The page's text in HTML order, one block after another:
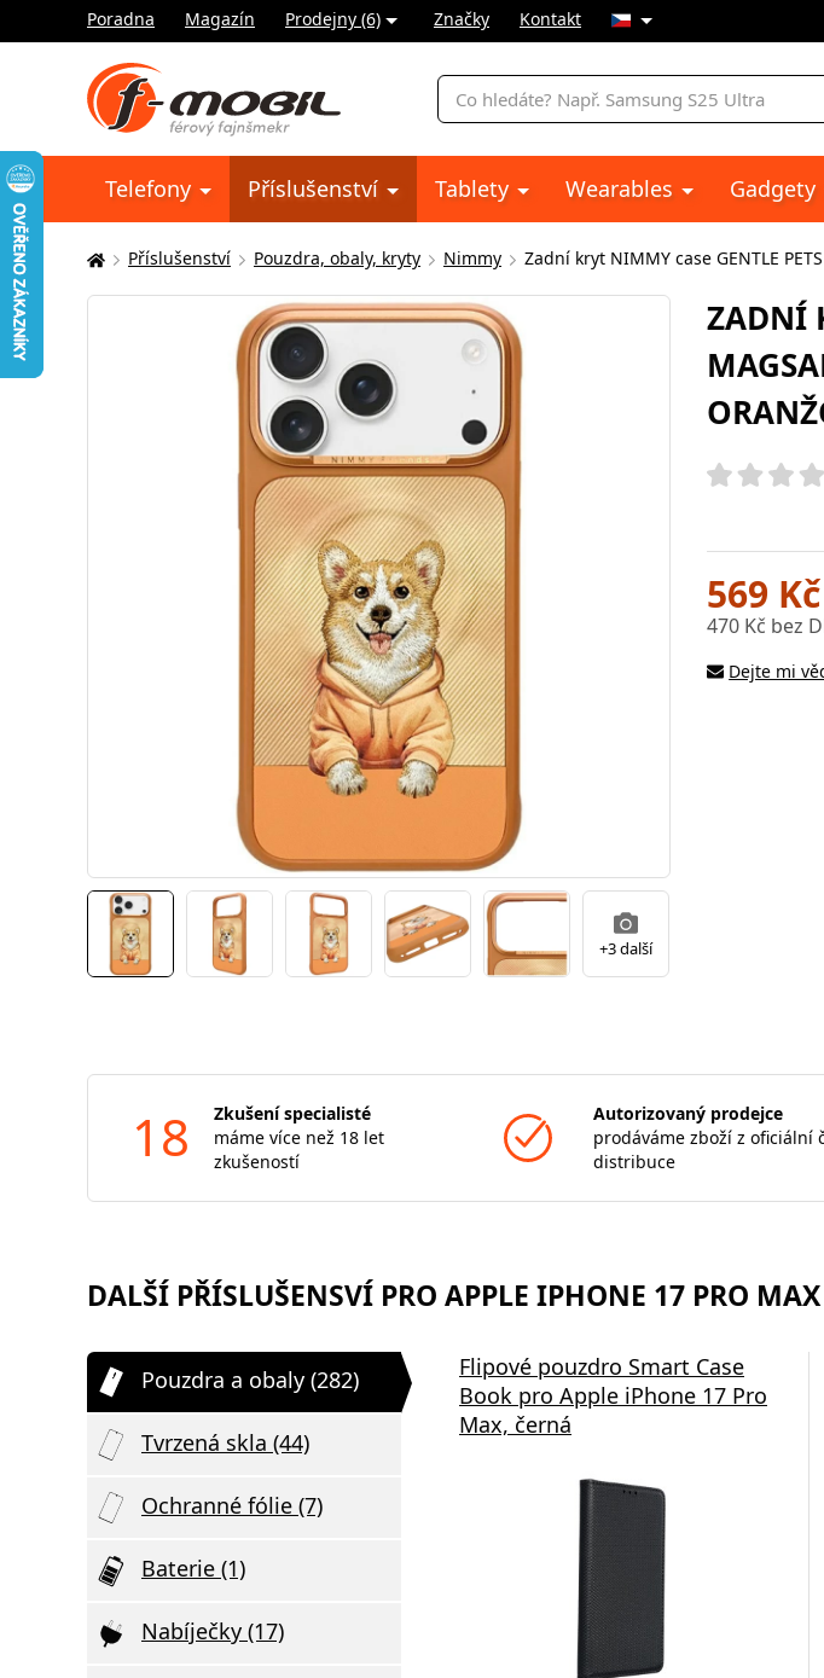
Poradna Magazín Prodejny (6) Značky Kontakt
Vyhledávání
Telefony Příslušenství Tablety Wearables Gadgety
Zde
se
Příslušenství Pouzdra, obaly, kryty Nimmy Zadní kryt NIMMY case GENTLE
+3 další
ZADNÍ
569 Kč
470 Kč bez
Dejte mi
18
Zkušení specialisté
máme více než 18 let
zkušeností
Autorizovaný prodejce
prodáváme zboží z oficiální
distribuce
DALŠÍ PŘÍSLUŠENSVÍ PRO APPLE IPHONE 17 PRO
Pouzdra a obaly (282)
Tvrzená skla (44)
Ochranné fólie (7)
Baterie (1)
Nabíječky (17)
Flipové pouzdro Smart Case
Book pro Apple iPhone 17 Pro
Max, černá
Samsung EP-P2400BBE 15W
Podložka pro Bezdrátové
Nabíjení Black
Bezdrátová nabíječka Swissten
2v1 černá